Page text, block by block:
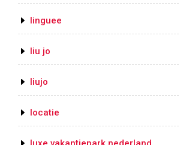
linguee
liu jo
liujo
locatie